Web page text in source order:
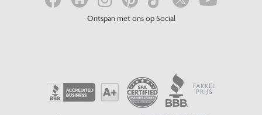
Ontspan met ons op Social
FAKKEL
PRIJS